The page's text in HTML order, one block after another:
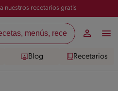
nuestros recetarios gratis
Blog Recetarios